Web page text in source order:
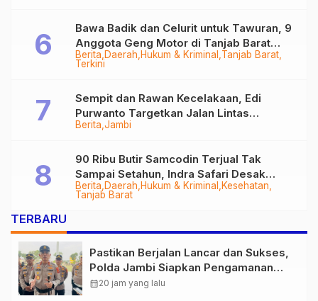
Berita Daerah Hukum & Kriminal Tanjab Barat
Terkini
Bawa Badik dan Celurit untuk Tawuran, 9
Anggota Geng Motor di Tanjab Barat
Diringkus
Berita Jambi
Sempit dan Rawan Kecelakaan, Edi
Purwanto Targetkan Jalan Lintas
Tungkal-Jambi Mulus di 2028
Berita Daerah Hukum & Kriminal
Kesehatan
Tanjab Barat
90 Ribu Butir Samcodin Terjual Tak
Sampai Setahun, Indra Safari Desak
Audit Menyeluruh
TERBARU
Pastikan Berjalan Lancar dan Sukses,
Polda Jambi Siapkan Pengamanan
Berlapis untuk 8.750 Pelari, 1.848
calendar_month20 jam yang lalu